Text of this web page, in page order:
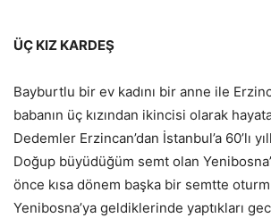
ÜÇ KIZ KARDEŞ
Bayburtlu bir ev kadını bir anne ile
babanın üç kızından ikincisi olarak
Dedemler Erzincan’dan İstanbul’a 60’lı
Doğup büyüdüğüm semt olan
önce kısa dönem başka bir semtte
Yenibosna’ya geldiklerinde yaptıkları